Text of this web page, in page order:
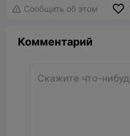
 Сообщить об этом
Комментарий